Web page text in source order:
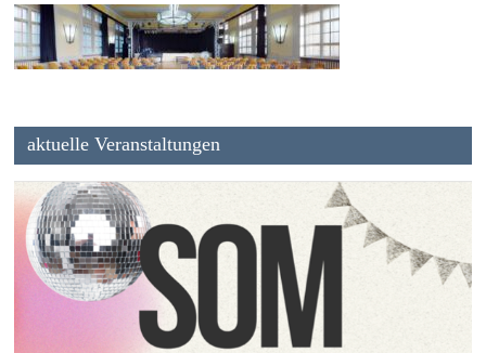
aktuelle Veranstaltungen